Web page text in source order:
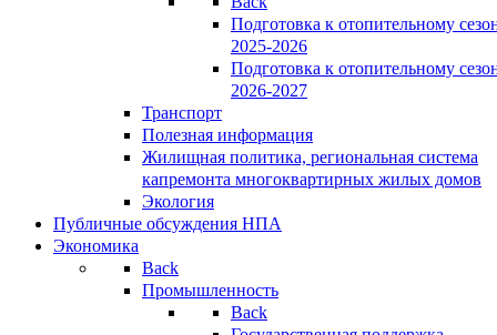
Подготовка к отопительному
2025-2026
Подготовка к отопительному
2026-2027
Транспорт
Полезная информация
Жилищная политика, региональная система
капремонта многоквартирных жилых домов
Экология
Публичные обсуждения НПА
Экономика
Back
Промышленность
Back